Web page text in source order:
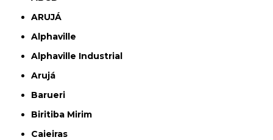
ARUJÁ
Alphaville
Alphaville Industrial
Arujá
Barueri
Biritiba Mirim
Caieiras